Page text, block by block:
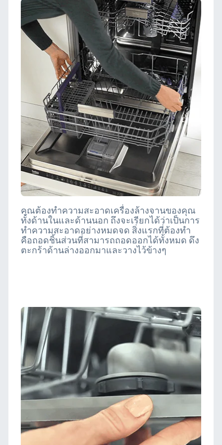
คุณต้องทำความสะอาดเครื่องล้างจานของคุณ
ทั้งด้านในและด้านนอก ถึงจะเรียกได้ว่าเป็นการ
ทำความสะอาดอย่างหมดจด สิ่งแรกที่ต้องทำ
คือถอดชิ้นส่วนที่สามารถถอดออกได้ทั้งหมด ดึง
ตะกร้าด้านล่างออกมาและวางไว้ข้างๆ